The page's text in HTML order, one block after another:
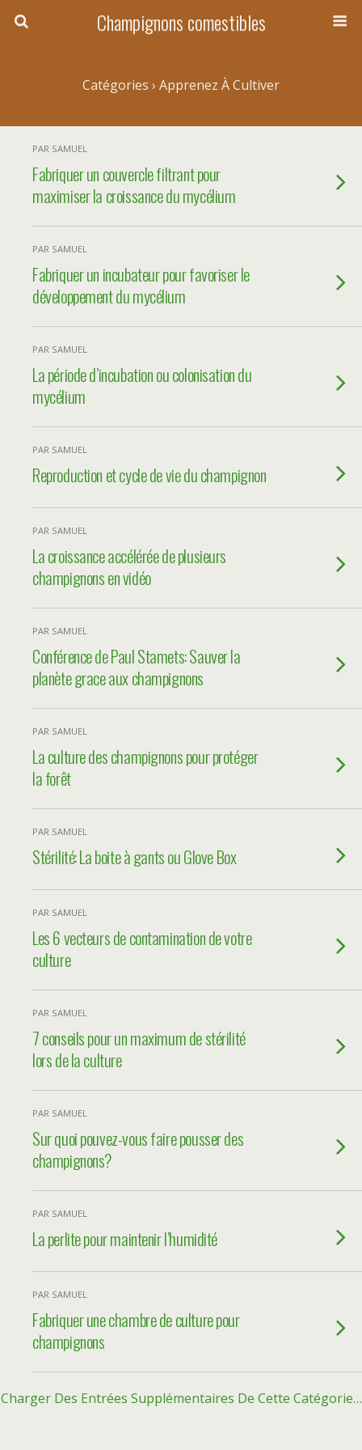
Champignons comestibles
Catégories › Apprenez À Cultiver
PAR SAMUEL
Fabriquer un couvercle filtrant pour
maximiser la croissance du mycélium
PAR SAMUEL
Fabriquer un incubateur pour favoriser le
développement du mycélium
PAR SAMUEL
La période d’incubation ou colonisation du
mycélium
PAR SAMUEL
Reproduction et cycle de vie du champignon
PAR SAMUEL
La croissance accélérée de plusieurs
champignons en vidéo
PAR SAMUEL
Conférence de Paul Stamets: Sauver la
planète grace aux champignons
PAR SAMUEL
La culture des champignons pour protéger
la forêt
PAR SAMUEL
Stérilité: La boite à gants ou Glove Box
PAR SAMUEL
Les 6 vecteurs de contamination de votre
culture
PAR SAMUEL
7 conseils pour un maximum de stérilité
lors de la culture
PAR SAMUEL
Sur quoi pouvez-vous faire pousser des
champignons?
PAR SAMUEL
La perlite pour maintenir l’humidité
PAR SAMUEL
Fabriquer une chambre de culture pour
champignons
Charger Des Entrées Supplémentaires De Cette Catégorie…